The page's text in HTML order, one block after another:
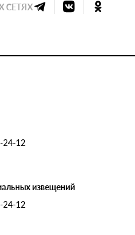
СЕТЯХ
24-12
извещений
24-12